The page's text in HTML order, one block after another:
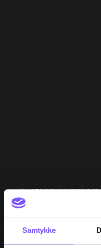
Samtykke
VI HJÆLPER
B2B
der virker
Optimer jeres